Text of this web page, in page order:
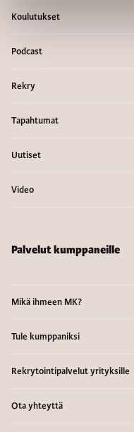
Koulutukset
Podcast
Rekry
Tapahtumat
Uutiset
Video
Palvelut kumppaneille
Mikä ihmeen MK?
Tule kumppaniksi
Rekrytointipalvelut yrityksille
Ota yhteyttä